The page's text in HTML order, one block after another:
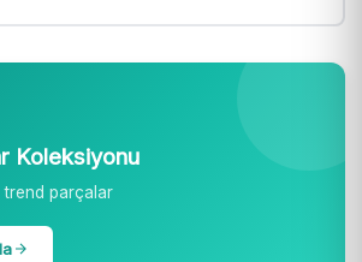
Koleksiyonu
trend parçalar